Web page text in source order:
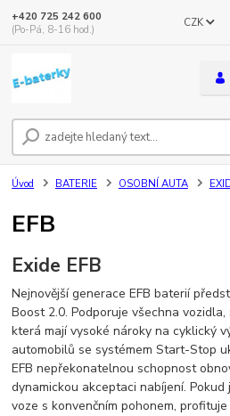
CZK
+420 725 242 600
(Po-Pá, 8-16 hod.)
Úvod BATERIE OSOBNÍ AUTA
EFB
Exide EFB
Nejnovější generace EFB baterií
Boost 2.0. Podporuje všechna
která mají vysoké nároky na cyklický
automobilů se systémem Start-Stop
EFB nepřekonatelnou schopnost
dynamickou akceptaci nabíjení.
voze s konvenčním pohonem,